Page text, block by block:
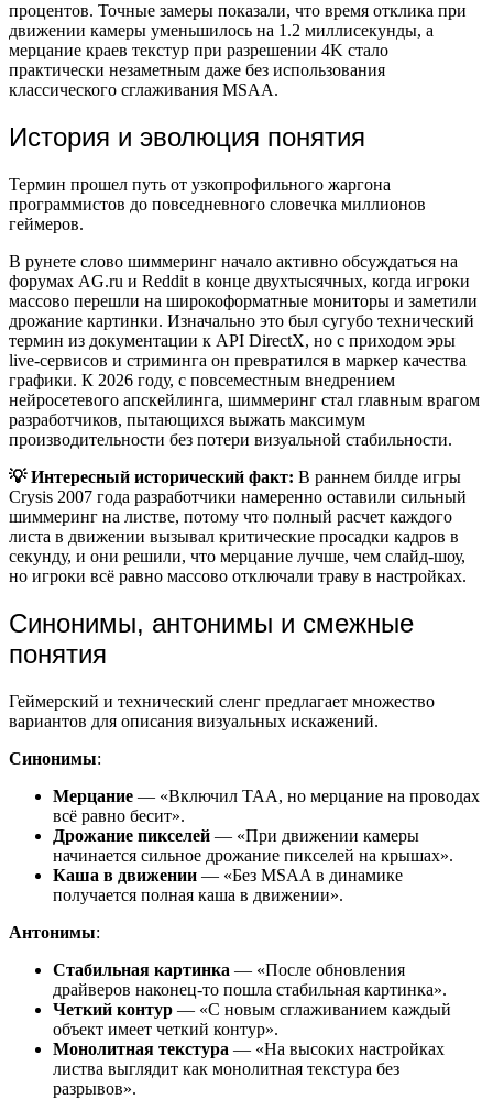
процентов. Точные замеры показали, что время отклика при
движении камеры уменьшилось на 1.2 миллисекунды, а
мерцание краев текстур при разрешении 4K стало
практически незаметным даже без использования
классического сглаживания MSAA.
История и эволюция понятия
Термин прошел путь от узкопрофильного жаргона
программистов до повседневного словечка миллионов
геймеров.
В рунете слово шиммеринг начало активно обсуждаться на
форумах AG.ru и Reddit в конце двухтысячных, когда игроки
массово перешли на широкоформатные мониторы и заметили
дрожание картинки. Изначально это был сугубо технический
термин из документации к API DirectX, но с приходом эры
live-сервисов и стриминга он превратился в маркер качества
графики. К 2026 году, с повсеместным внедрением
нейросетевого апскейлинга, шиммеринг стал главным врагом
разработчиков, пытающихся выжать максимум
производительности без потери визуальной стабильности.
💡 Интересный исторический факт: В раннем билде игры
Crysis 2007 года разработчики намеренно оставили сильный
шиммеринг на листве, потому что полный расчет каждого
листа в движении вызывал критические просадки кадров в
секунду, и они решили, что мерцание лучше, чем слайд-шоу,
но игроки всё равно массово отключали траву в настройках.
Синонимы, антонимы и смежные
понятия
Геймерский и технический сленг предлагает множество
вариантов для описания визуальных искажений.
Синонимы:
Мерцание — «Включил TAA, но мерцание на проводах
всё равно бесит».
Дрожание пикселей — «При движении камеры
начинается сильное дрожание пикселей на крышах».
Каша в движении — «Без MSAA в динамике
получается полная каша в движении».
Антонимы:
Стабильная картинка — «После обновления
драйверов наконец-то пошла стабильная картинка».
Четкий контур — «С новым сглаживанием каждый
объект имеет четкий контур».
Монолитная текстура — «На высоких настройках
листва выглядит как монолитная текстура без
разрывов».